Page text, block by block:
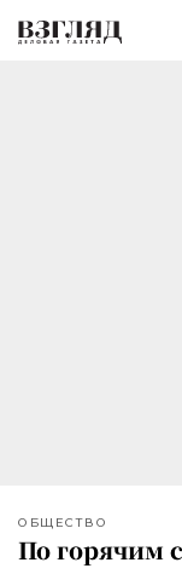
ОБЩЕСТВО
По горячим